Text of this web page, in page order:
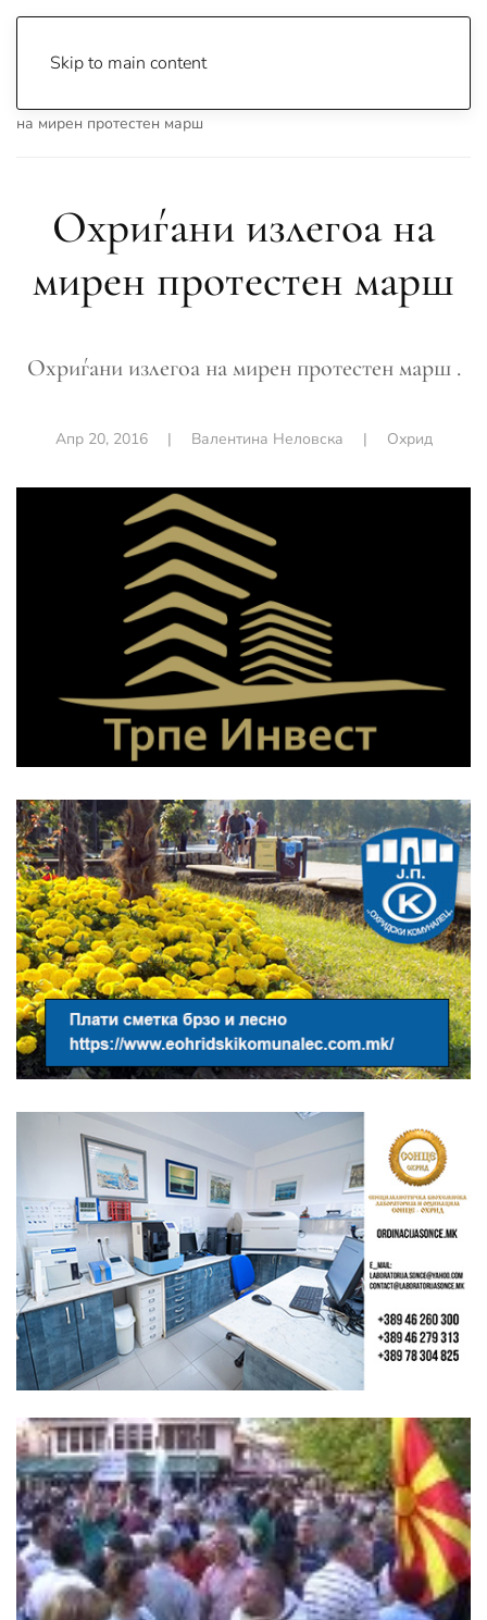
Skip to main content
на мирен протестен марш
Охриѓани излегоа на
мирен протестен марш
Охриѓани излегоа на мирен протестен марш .
Апр 20, 2016| Валентина Неловска | Охрид